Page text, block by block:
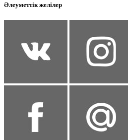
Әлеуметтік желілер